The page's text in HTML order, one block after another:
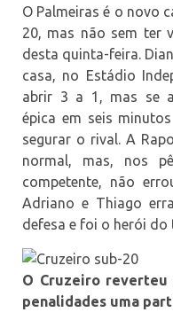
O Palmeiras é o novo
20, mas não sem ter
desta quinta-feira.
casa, no Estádio
abrir 3 a 1, mas se
épica em seis
segurar o rival. A
normal, mas, nos
competente, não
Adriano e Thiago
defesa e foi o herói do
O Cruzeiro
penalidades uma